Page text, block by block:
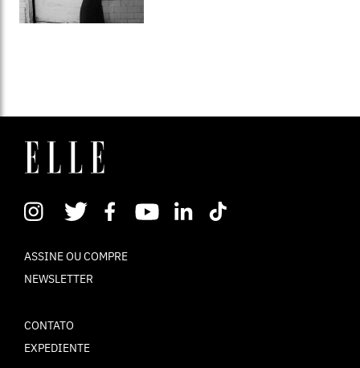
ASSINE OU COMPRE
NEWSLETTER
CONTATO
EXPEDIENTE